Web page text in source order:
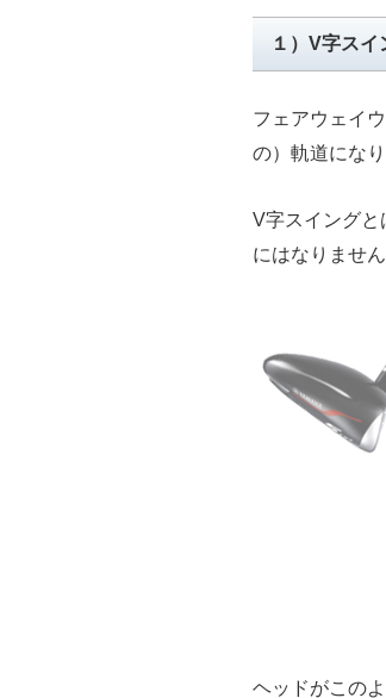
１）V字スイ
フェアウェイ
の）軌道になり
V字スイング
にはなりませ
ヘッドがこの